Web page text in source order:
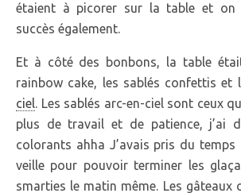
étaient à picorer sur la table et on
succès également.
Et à côté des bonbons, la table
rainbow cake, les sablés confettis et
ciel. Les sablés arc-en-ciel sont ceux
plus de travail et de patience, j’ai
colorants ahha J’avais pris du
veille pour pouvoir terminer les
smarties le matin même. Les gâteaux